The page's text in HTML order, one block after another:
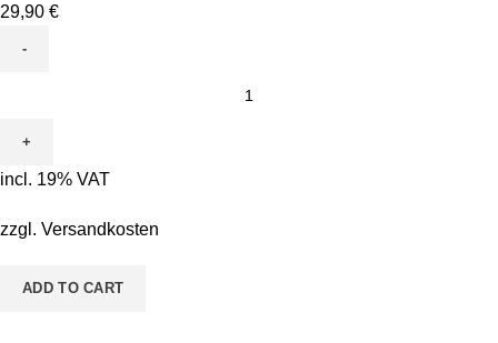
29,90 €
Ausmalen
-
Pete
incl. 19% VAT
zzgl. Versandkosten
ADD TO CART